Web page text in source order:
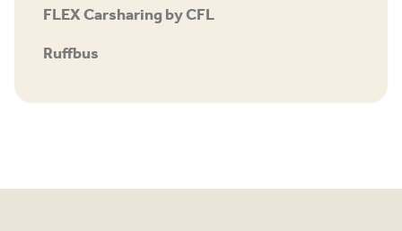
FLEX Carsharing by CFL
Ruffbus